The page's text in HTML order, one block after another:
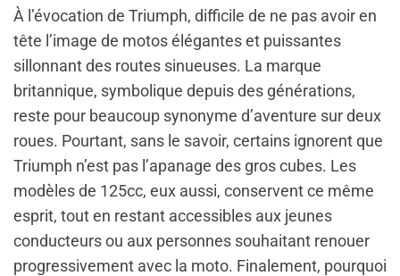
À l’évocation de Triumph, difficile de ne pas avoir en
tête l’image de motos élégantes et puissantes
sillonnant des routes sinueuses. La marque
britannique, symbolique depuis des générations,
reste pour beaucoup synonyme d’aventure sur deux
roues. Pourtant, sans le savoir, certains ignorent que
Triumph n’est pas l’apanage des gros cubes. Les
modèles de 125cc, eux aussi, conservent ce même
esprit, tout en restant accessibles aux jeunes
conducteurs ou aux personnes souhaitant renouer
progressivement avec la moto. Finalement, pourquoi